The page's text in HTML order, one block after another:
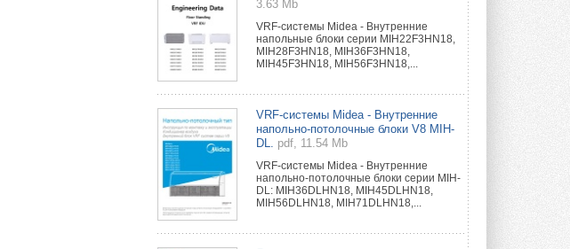
3.63 Mb
VRF-системы Midea - Внутренние
напольные блоки серии MIH22F3HN18,
MIH28F3HN18, MIH36F3HN18,
MIH45F3HN18, MIH56F3HN18,...
VRF-системы Midea - Внутренние
напольно-потолочные блоки V8 MIH-
DL.
pdf, 11.54 Mb
VRF-системы Midea - Внутренние
напольно-потолочные блоки серии MIH-
DL: MIH36DLHN18, MIH45DLHN18,
MIH56DLHN18, MIH71DLHN18,...